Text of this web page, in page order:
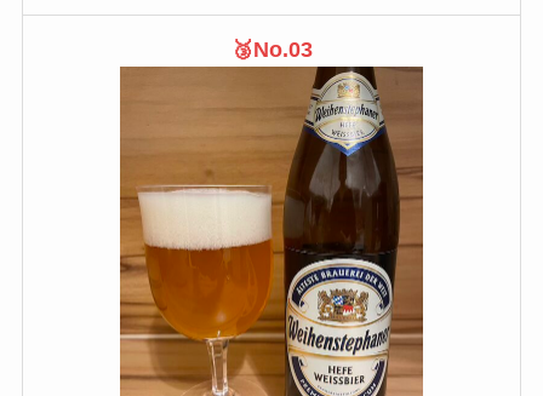
🥉No.03